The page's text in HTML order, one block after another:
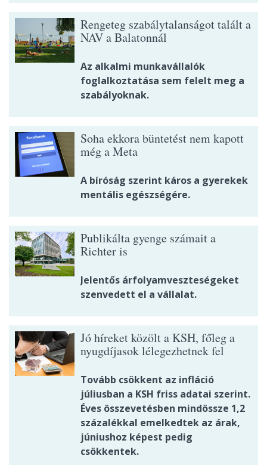
Rengeteg szabálytalanságot talált a
NAV a Balatonnál
Az alkalmi munkavállalók
foglalkoztatása sem felelt meg a
szabályoknak.
Soha ekkora büntetést nem kapott
még a Meta
A bíróság szerint káros a gyerekek
mentális egészségére.
Publikálta gyenge számait a
Richter is
Jelentős árfolyamveszteségeket
szenvedett el a vállalat.
Jó híreket közölt a KSH, főleg a
nyugdíjasok lélegezhetnek fel
Tovább csökkent az infláció
júliusban a KSH friss adatai szerint.
Éves összevetésben mindössze 1,2
százalékkal emelkedtek az árak,
júniushoz képest pedig
csökkentek.